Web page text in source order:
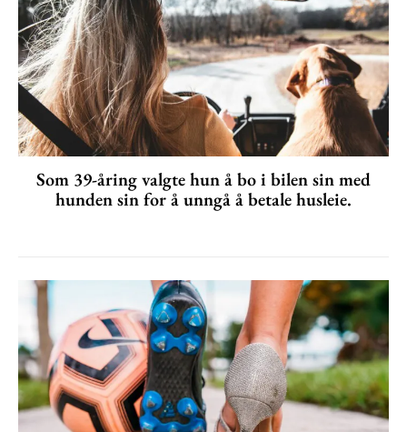
Som 39-åring valgte hun å bo i bilen sin med
hunden sin for å unngå å betale husleie.